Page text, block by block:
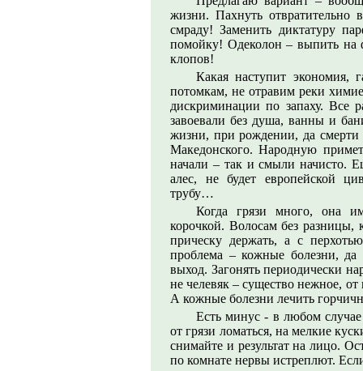
жизни. Пахнуть отвратительно
смраду! Заменить диктатуру
помойку! Одеколон – выпить на
клопов!
Какая наступит экономия,
потомкам, не отравим реки
дискриминации по запаху. Все
завоевали без душа, ванны и
жизни, при рождении, да
Македонского. Народную
начали – так и смыли начисто.
алес, не будет европейской
трубу…
Когда грязи много, она
корочкой. Волосам без
прическу держать, а с
проблема – кожные болезни,
выход. Загонять периодически
не челевяк – существо нежное,
А кожные болезни лечить
Есть минус - в любом случае
от грязи ломаться, на мелкие
снимайте и результат на лицо.
по комнате нервы истреплют.